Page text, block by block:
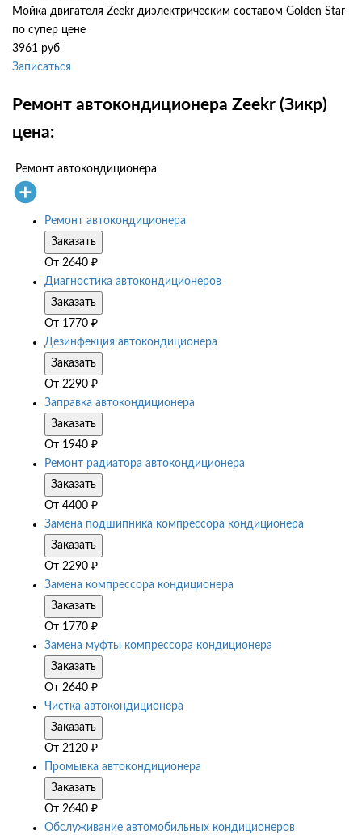
Мойка двигателя Zeekr диэлектрическим составом Golden Star
по супер цене
3961 руб
Записаться
Ремонт автокондиционера Zeekr (Зикр)
цена:
Ремонт автокондиционера
Ремонт автокондиционера
Заказать
От 2640 ₽
Диагностика автокондиционеров
Заказать
От 1770 ₽
Дезинфекция автокондиционера
Заказать
От 2290 ₽
Заправка автокондиционера
Заказать
От 1940 ₽
Ремонт радиатора автокондиционера
Заказать
От 4400 ₽
Замена подшипника компрессора кондиционера
Заказать
От 2290 ₽
Замена компрессора кондиционера
Заказать
От 1770 ₽
Замена муфты компрессора кондиционера
Заказать
От 2640 ₽
Чистка автокондиционера
Заказать
От 2120 ₽
Промывка автокондиционера
Заказать
От 2640 ₽
Обслуживание автомобильных кондиционеров